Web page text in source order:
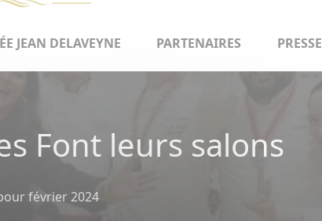
JEAN DELAVEYNE PARTENAIRES PRESSE
Font leurs salons
février 2024